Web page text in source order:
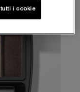
i cookie